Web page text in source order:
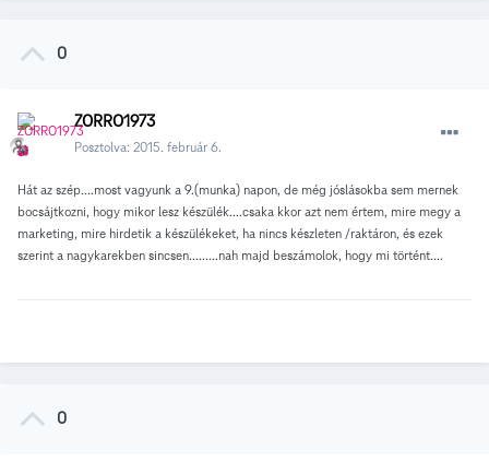
0
ZORRO1973
Posztolva: 2015. február 6.
Hát az szép....most vagyunk a 9.(munka) napon, de még jóslásokba sem mernek
bocsájtkozni, hogy mikor lesz készülék....csaka kkor azt nem értem, mire megy a
marketing, mire hirdetik a készülékeket, ha nincs készleten /raktáron, és ezek
szerint a nagykarekben sincsen.........nah majd beszámolok, hogy mi történt....
0